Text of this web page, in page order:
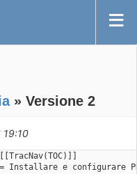
» Versione 2
19:10
[[TracNav(TOC)]]
= Installare e configurare